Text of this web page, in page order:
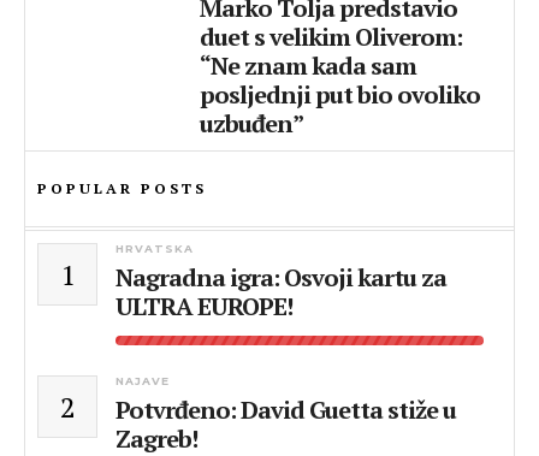
Marko Tolja predstavio
duet s velikim Oliverom:
“Ne znam kada sam
posljednji put bio ovoliko
uzbuđen”
POPULAR POSTS
1
HRVATSKA
Nagradna igra: Osvoji kartu za
ULTRA EUROPE!
2
NAJAVE
Potvrđeno: David Guetta stiže u
Zagreb!